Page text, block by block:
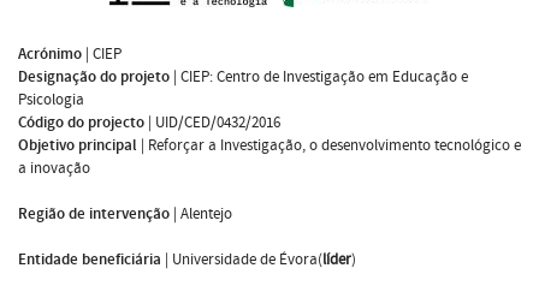
Acrónimo | CIEP
Designação do projeto | CIEP: Centro de Investigação em Educação e
Psicologia
Código do projecto | UID/CED/0432/2016
Objetivo principal | Reforçar a Investigação, o desenvolvimento tecnológico e
a inovação
Região de intervenção | Alentejo
Entidade beneficiária | Universidade de Évora(líder)